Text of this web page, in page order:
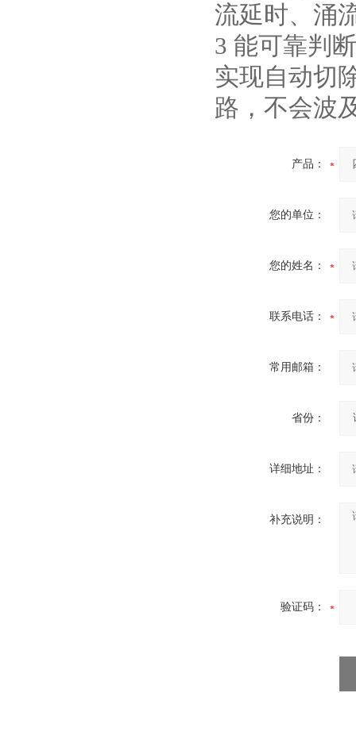
流延时、涌
3 能可靠判
实现自动切
路，不会波
产品：
您的单位：
您的姓名：
联系电话：
常用邮箱：
省份：
详细地址：
补充说明：
验证码：